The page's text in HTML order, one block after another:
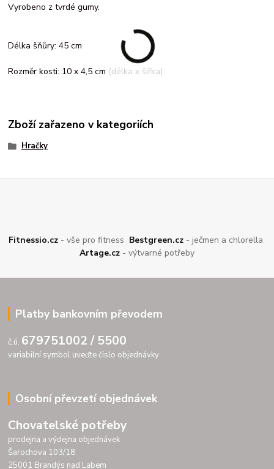
Vyrobeno z tvrdé gumy.
Délka šňůry: 45 cm
Rozměr kosti: 10 x 4,5 cm (délka x šířka)
Zboží zařazeno v kategoriích
Hračky
Fitnessio.cz - vše pro fitness Bestgreen.cz - ječmen a chlorella
Artage.cz - výtvarné potřeby
Platby bankovním převodem
č.ú. 679751002 / 5500
variabilní symbol uveďte číslo objednávky
Osobní převzetí objednávek
Chovatelské potřeby
prodejna a výdejna objednávek
Šarochova 103/18
25001 Brandýs nad Labem